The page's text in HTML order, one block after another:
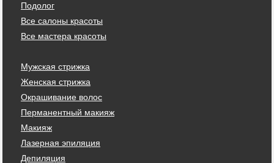
Подолог
Все салоны красоты
Все мастера красоты
Мужская стрижка
Женская стрижка
Окрашивание волос
Перманентный макияж
Макияж
Лазерная эпиляция
Депиляция